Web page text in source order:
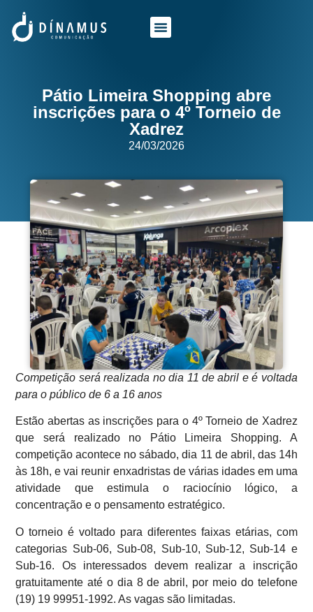
Pátio Limeira Shopping abre
inscrições para o 4º Torneio de
Xadrez
24/03/2026
Competição será realizada no dia 11 de abril e é voltada
para o público de 6 a 16 anos
Estão abertas as inscrições para o 4º Torneio de Xadrez
que será realizado no Pátio Limeira Shopping. A
competição acontece no sábado, dia 11 de abril, das 14h
às 18h, e vai reunir enxadristas de várias idades em uma
atividade que estimula o raciocínio lógico, a
concentração e o pensamento estratégico.
O torneio é voltado para diferentes faixas etárias, com
categorias Sub-06, Sub-08, Sub-10, Sub-12, Sub-14 e
Sub-16. Os interessados devem realizar a inscrição
gratuitamente até o dia 8 de abril, por meio do telefone
(19) 19 99951-1992. As vagas são limitadas.